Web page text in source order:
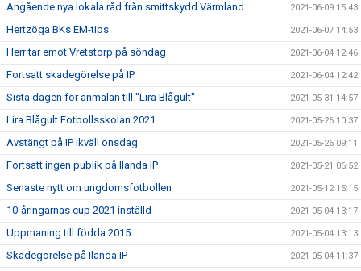
Angående nya lokala råd från smittskydd Värmland 2021-06-09 15:43
Hertzöga BKs EM-tips 2021-06-07 14:53
Herr tar emot Vretstorp på söndag 2021-06-04 12:46
Fortsatt skadegörelse på IP 2021-06-04 12:42
Sista dagen för anmälan till "Lira Blågult" 2021-05-31 14:57
Lira Blågult Fotbollsskolan 2021 2021-05-26 10:37
Avstängt på IP ikväll onsdag 2021-05-26 09:11
Fortsatt ingen publik på Ilanda IP 2021-05-21 06:52
Senaste nytt om ungdomsfotbollen 2021-05-12 15:15
10-åringarnas cup 2021 inställd 2021-05-04 13:17
Uppmaning till födda 2015 2021-05-04 13:13
Skadegörelse på Ilanda IP 2021-05-04 11:37